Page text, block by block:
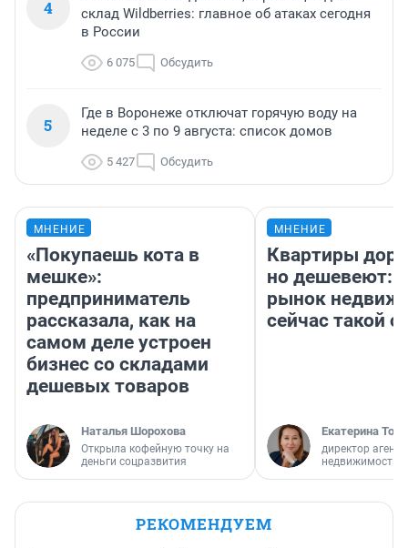
4
склад Wildberries: главное об атаках сегодня
в России
6 075 Обсудить
5
Где в Воронеже отключат горячую воду на
неделе с 3 по 9 августа: список домов
5 427 Обсудить
МНЕНИЕ
«Покупаешь кота в
мешке»:
предприниматель
рассказала, как на
самом деле устроен
бизнес со складами
дешевых товаров
Наталья Шорохова
Открыла кофейную точку на
деньги соцразвития
МНЕНИЕ
Квартиры
но дешевеют:
рынок
сейчас такой
Екатерина
директор
недвижимости
РЕКОМЕНДУЕМ